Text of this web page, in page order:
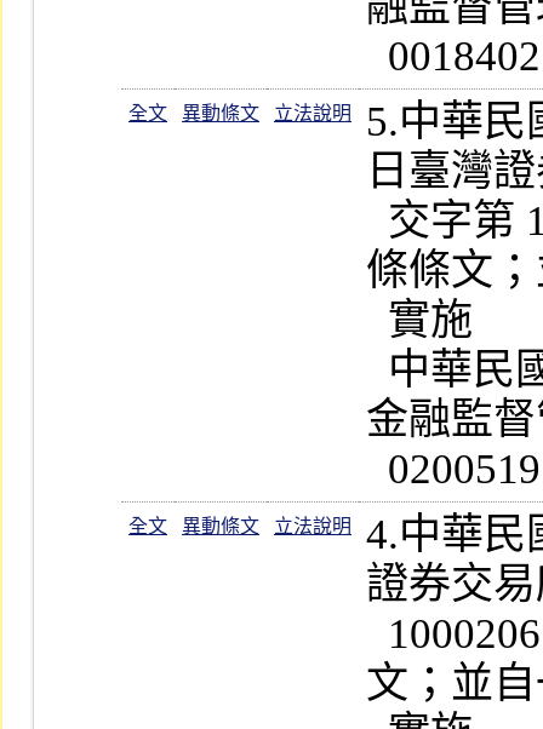
全文 異動條文 立法說明
5.中華民
日臺灣
條條文
金融監
全文 異動條文 立法說明
4.中華民
證券交
文；並